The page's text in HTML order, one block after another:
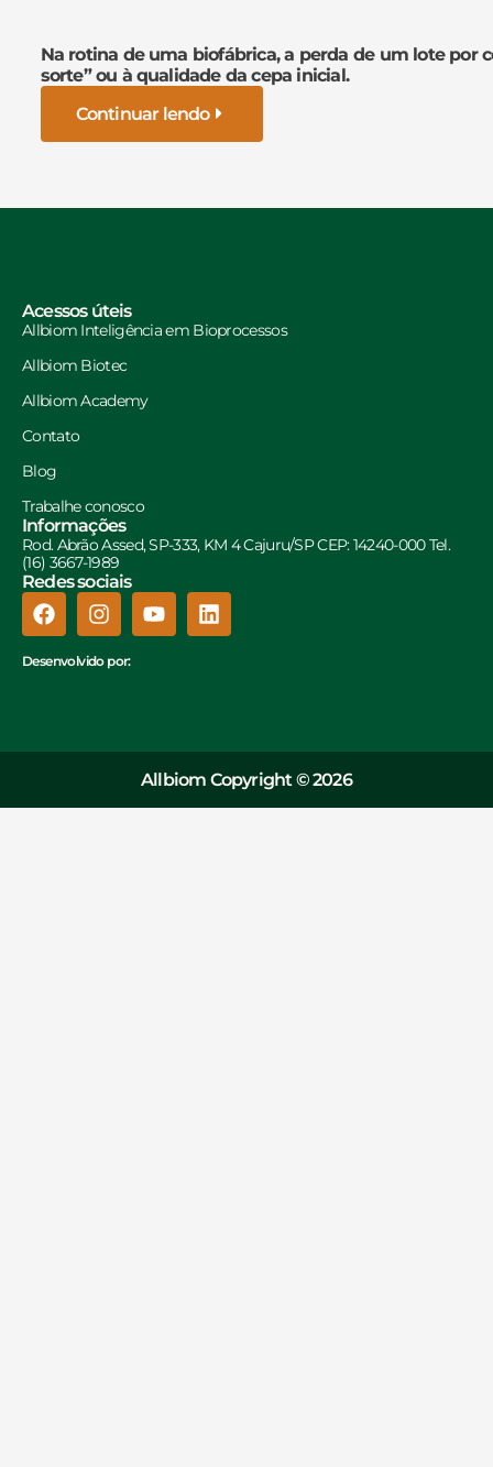
Na rotina de uma biofábrica, a perda de um lote por
sorte” ou à qualidade da cepa inicial.
Continuar lendo
Acessos úteis
Allbiom Inteligência em Bioprocessos
Allbiom Biotec
Allbiom Academy
Contato
Blog
Trabalhe conosco
Informações
Rod. Abrão Assed, SP-333, KM 4 Cajuru/SP CEP: 14240-000 Tel.
(16) 3667-1989
Redes sociais
Desenvolvido por:
Allbiom Copyright © 2026